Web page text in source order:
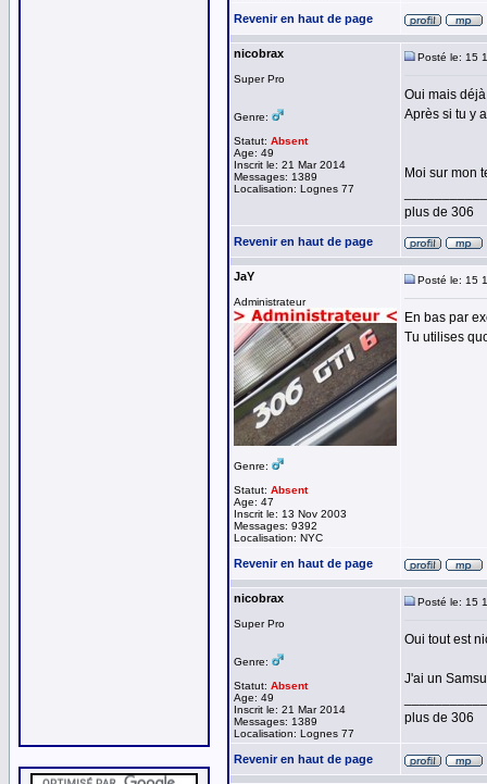
Revenir en haut de page
nicobrax
Super Pro
Genre:
Statut: Absent
Age: 49
Inscrit le: 21 Mar 2014
Messages: 1389
Localisation: Lognes 77
Posté le: 15
Oui mais
Après si tu y
Moi sur mon
plus de 306
Revenir en haut de page
JaY
Administrateur
Genre:
Statut: Absent
Age: 47
Inscrit le: 13 Nov 2003
Messages: 9392
Localisation: NYC
Posté le: 15
En bas par
Tu utilises
Revenir en haut de page
nicobrax
Super Pro
Genre:
Statut: Absent
Age: 49
Inscrit le: 21 Mar 2014
Messages: 1389
Localisation: Lognes 77
Posté le: 15
Oui tout est
J'ai un
plus de 306
Revenir en haut de page